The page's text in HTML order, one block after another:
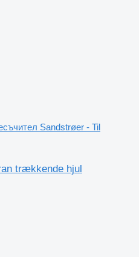
Sandstrøer - Til
trækkende hjul